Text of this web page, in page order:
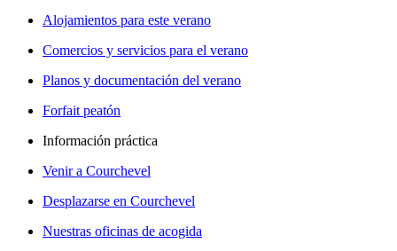
Alojamientos para este verano
Comercios y servicios para el verano
Planos y documentación del verano
Forfait peatón
Información práctica
Venir a Courchevel
Desplazarse en Courchevel
Nuestras oficinas de acogida